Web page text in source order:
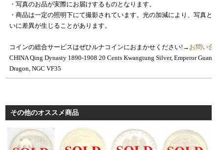
・写真のお品が実際にお届けするものとなります。
・商品は一定の照明下にて撮影されています。光の加減により、写真と
いに差異が生じることがあります。
コインの総合サービスはぜひルナコインにおまかせください!→ お問い合
CHINA Qing Dynasty 1890-1908 20 Cents Kwangtung Silver, Emperor
Dragon, NGC VF35
その他のオススメ商品